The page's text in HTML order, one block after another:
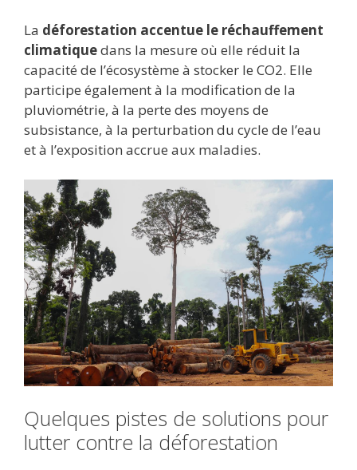
La déforestation accentue le réchauffement
climatiquedans la mesure où elle réduit la
capacité de l’écosystème à stocker le CO2. Elle
participe également à la modification de la
pluviométrie, à la perte des moyens de
subsistance, à la perturbation du cycle de l’eau
et à l’exposition accrue aux maladies.
Quelques pistes de solutions pour
lutter contre la déforestation